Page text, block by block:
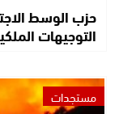
حزب الوسط
التوجيهات
مستجدات